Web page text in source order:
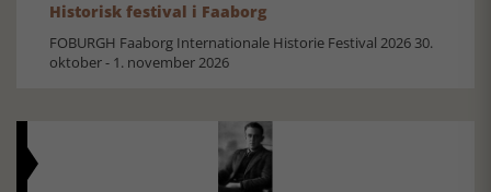
Historisk festival i Faaborg
FOBURGH Faaborg Internationale Historie Festival 2026 30.
oktober - 1. november 2026